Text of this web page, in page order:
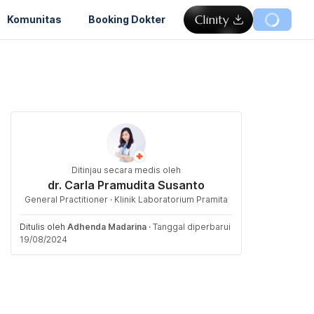
Komunitas Booking Dokter
Ditinjau secara medis oleh
dr. Carla Pramudita Susanto
General Practitioner · Klinik Laboratorium Pramita
Ditulis oleh Adhenda Madarina · Tanggal diperbarui
19/08/2024